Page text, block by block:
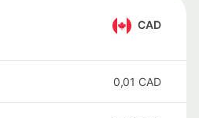
CAD
0,01 CAD